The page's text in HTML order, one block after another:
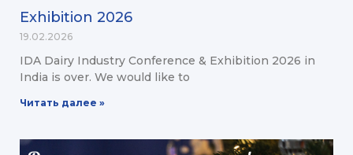
Exhibition 2026
19.02.2026
IDA Dairy Industry Conference & Exhibition 2026 in
India is over. We would like to
Читать далее »